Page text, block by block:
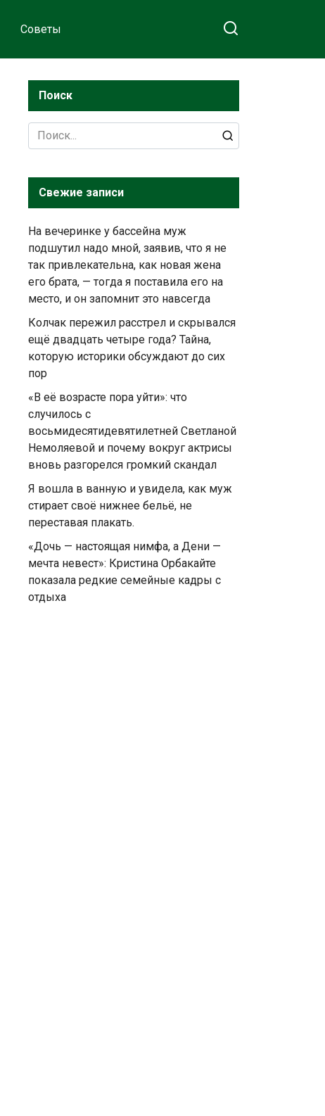
Советы
Поиск
Search
for:
Свежие записи
На вечеринке у бассейна муж
подшутил надо мной, заявив, что я не
так привлекательна, как новая жена
его брата, — тогда я поставила его на
место, и он запомнит это навсегда
Колчак пережил расстрел и скрывался
ещё двадцать четыре года? Тайна,
которую историки обсуждают до сих
пор
«В её возрасте пора уйти»: что
случилось с
восьмидесятидевятилетней Светланой
Немоляевой и почему вокруг актрисы
вновь разгорелся громкий скандал
Я вошла в ванную и увидела, как муж
стирает своё нижнее бельё, не
переставая плакать.
«Дочь — настоящая нимфа, а Дени —
мечта невест»: Кристина Орбакайте
показала редкие семейные кадры с
отдыха